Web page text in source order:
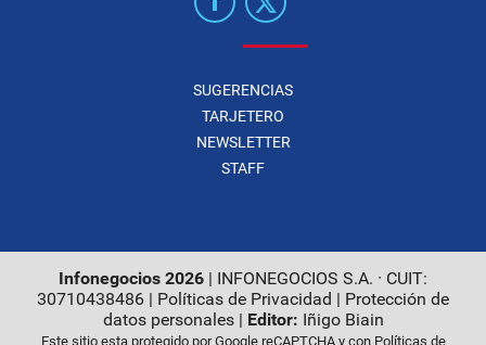
SUGERENCIAS
TARJETERO
NEWSLETTER
STAFF
Infonegocios 2026 | INFONEGOCIOS S.A. · CUIT:
30710438486 | Políticas de Privacidad | Protección de
datos personales| Editor: Iñigo Biain
Este sitio esta protegido por Google reCAPTCHA y con Políticas de